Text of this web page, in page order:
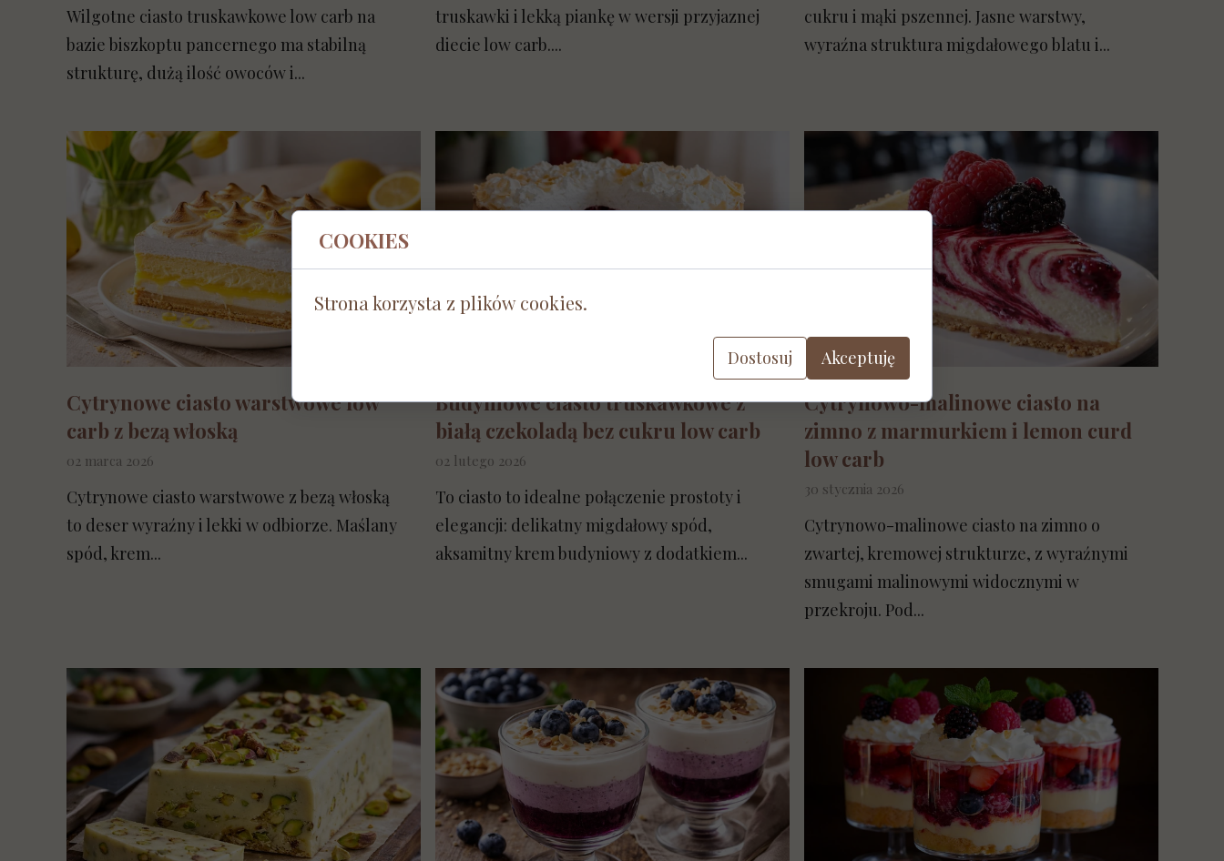
Wilgotne ciasto truskawkowe low carb na
bazie biszkoptu pancernego ma stabilną
strukturę, dużą ilość owoców i...
truskawki i lekką piankę w wersji przyjaznej
diecie low carb....
cukru i mąki pszennej. Jasne warstwy,
wyraźna struktura migdałowego blatu i...
Cytrynowe ciasto warstwowe low
carb z bezą włoską
02 marca 2026
Cytrynowe ciasto warstwowe z bezą włoską
to deser wyraźny i lekki w odbiorze. Maślany
spód, krem...
Budyniowe ciasto truskawkowe z
białą czekoladą bez cukru low carb
02 lutego 2026
To ciasto to idealne połączenie prostoty i
elegancji: delikatny migdałowy spód,
aksamitny krem budyniowy z dodatkiem...
Cytrynowo-malinowe ciasto na
zimno z marmurkiem i lemon curd
low carb
30 stycznia 2026
Cytrynowo-malinowe ciasto na zimno o
zwartej, kremowej strukturze, z wyraźnymi
smugami malinowymi widocznymi w
przekroju. Pod...
COOKIES
Strona korzysta z plików cookies.
Dostosuj Akceptuję